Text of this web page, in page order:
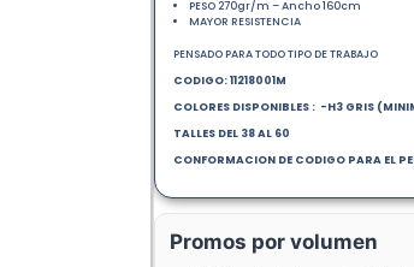
PESO 270gr/m – Ancho 160cm
MAYOR RESISTENCIA
PENSADO PARA TODO TIPO DE TRABAJO
CODIGO: 11218001M
COLORES DISPONIBLES : -H3 GRIS
TALLES DEL 38 AL 60
CONFORMACION DE CODIGO PARA EL
Promos por volumen